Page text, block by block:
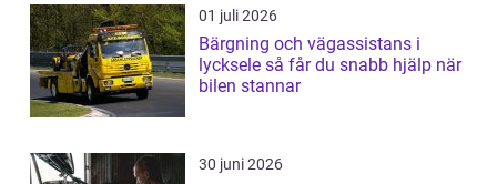
01 juli 2026
Bärgning och vägassistans i
lycksele så får du snabb hjälp när
bilen stannar
30 juni 2026